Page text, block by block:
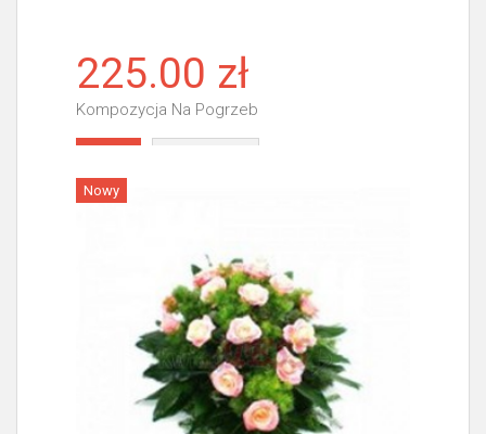
225.00 zł
Kompozycja Na Pogrzeb
Nowy